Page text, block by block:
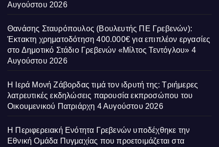
Αυγούστου 2026
Θανάσης Σταυρόπουλος (Βουλευτής ΠΕ Γρεβενών):
Έκτακτη χρηματοδότηση 400.000€ για επιπλέον εργασίες
στο Δημοτικό Στάδιο Γρεβενών «Μίλτος Τεντόγλου» 4
Αυγούστου 2026
Η Ιερά Μονή Ζάβορδας τιμά τον ιδρυτή της: Τριήμερες
λατρευτικές εκδηλώσεις παρουσία εκπροσώπου του
Οικουμενικού Πατριάρχη 4 Αυγούστου 2026
Η Περιφερειακή Ενότητα Γρεβενών υποδέχθηκε την
Εθνική Ομάδα Πυγμαχίας που προετοιμάζεται στα